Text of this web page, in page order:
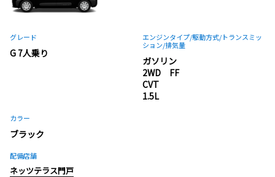
グレード
G 7人乗り
エンジンタイプ/駆動方式/トランスミッ
ション/排気量
ガソリン
2WD FF
CVT
1.5L
カラー
ブラック
配備店舗
ネッツテラス門戸